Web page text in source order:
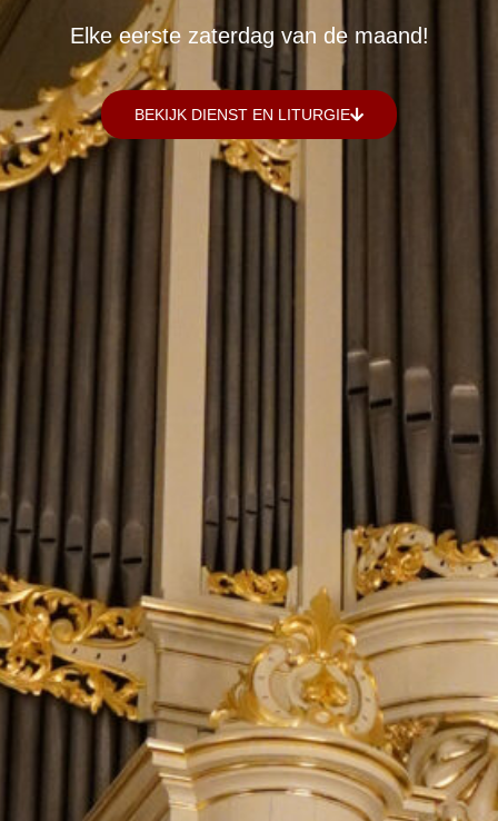
Elke eerste zaterdag van de maand!
BEKIJK DIENST EN LITURGIE